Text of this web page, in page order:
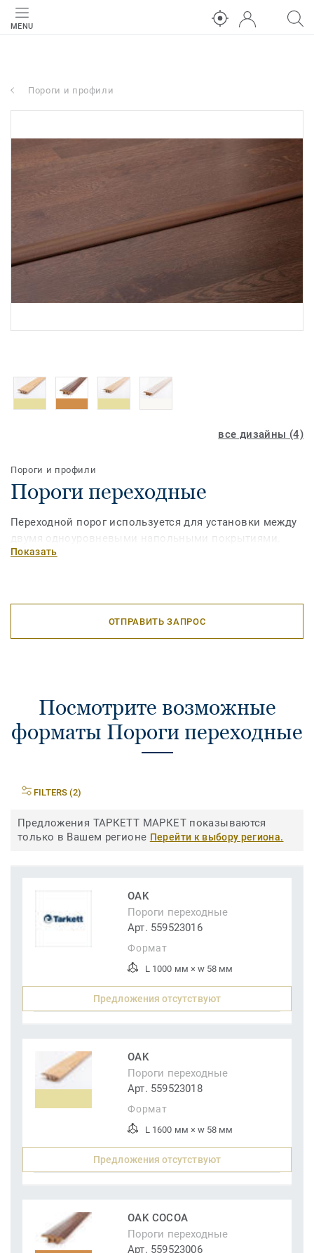
MENU
Пороги и профили
все дизайны (4)
Пороги и профили
Пороги переходные
Переходной порог используется для установки между
двумя одноуровневыми напольными покрытиями.
Показать
ОТПРАВИТЬ ЗАПРОС
Посмотрите возможные
форматы Пороги переходные
FILTERS (2)
Предложения ТАРКЕТТ МАРКЕТ показываются
только в Вашем регионе Перейти к выбору региона.
OAK
Пороги переходные
Арт. 559523016
Формат
L 1000 мм × w 58 мм
Предложения отсутствуют
OAK
Пороги переходные
Арт. 559523018
Формат
L 1600 мм × w 58 мм
Предложения отсутствуют
OAK COCOA
Пороги переходные
Арт. 559523006